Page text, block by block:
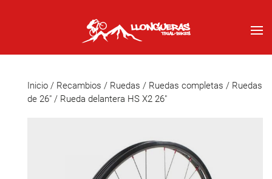
Inicio / Recambios / Ruedas / Ruedas completas / Ruedas
de 26" / Rueda delantera HS X2 26″